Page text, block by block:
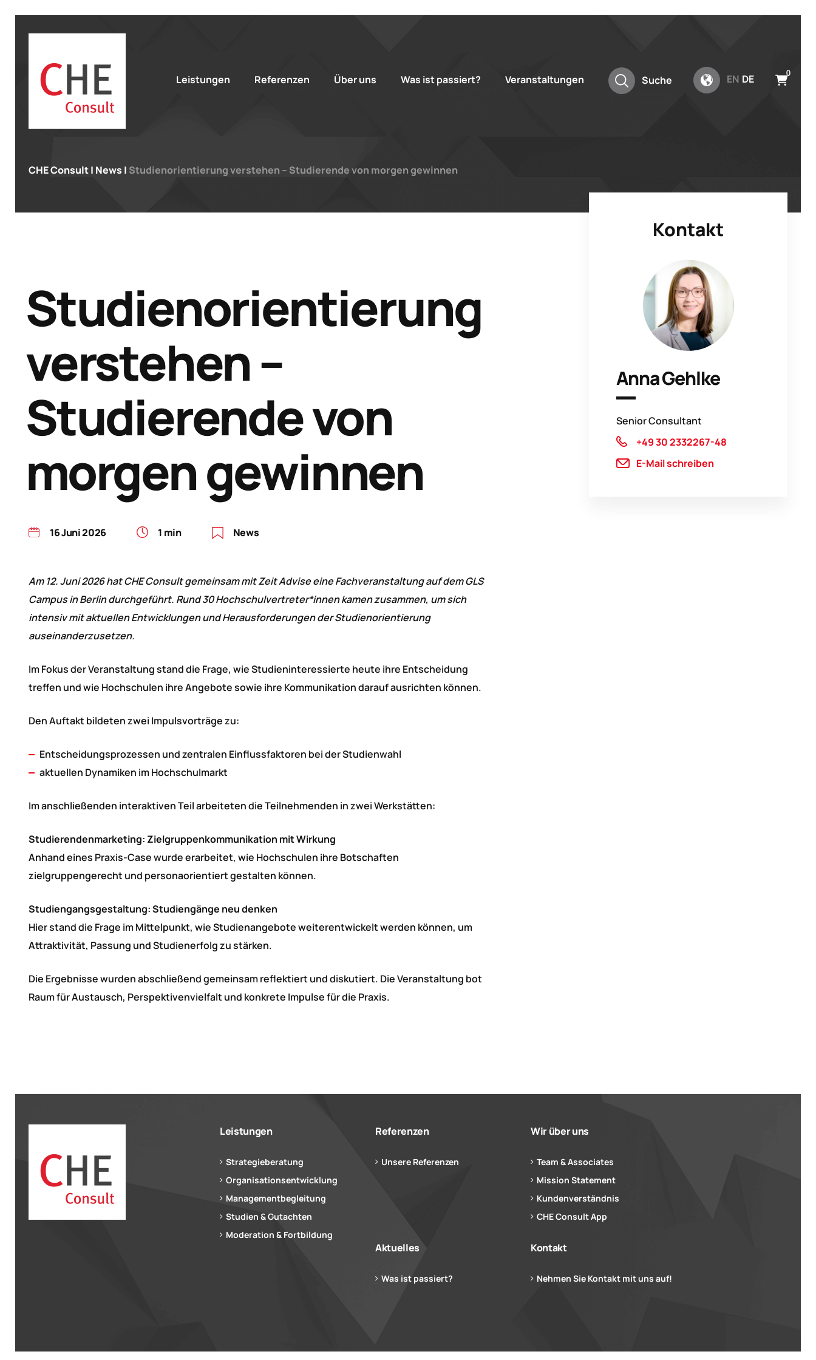
Leistungen Referenzen Über uns Was ist passiert? Veranstaltungen Suche EN DE 0
CHE Consult| News | Studienorientierung verstehen – Studierende von morgen gewinnen
Studienorientierung
verstehen –
Studierende von
morgen gewinnen
16 Juni 2026 1 min News
Am 12. Juni 2026 hat CHE Consult gemeinsam mit Zeit Advise eine Fachveranstaltung auf dem GLS
Campus in Berlin durchgeführt. Rund 30 Hochschulvertreter*innen kamen zusammen, um sich
intensiv mit aktuellen Entwicklungen und Herausforderungen der Studienorientierung
auseinanderzusetzen.
Im Fokus der Veranstaltung stand die Frage, wie Studieninteressierte heute ihre Entscheidung
treffen und wie Hochschulen ihre Angebote sowie ihre Kommunikation darauf ausrichten können.
Den Auftakt bildeten zwei Impulsvorträge zu:
Entscheidungsprozessen und zentralen Einflussfaktoren bei der Studienwahl
aktuellen Dynamiken im Hochschulmarkt
Im anschließenden interaktiven Teil arbeiteten die Teilnehmenden in zwei Werkstätten:
Studierendenmarketing: Zielgruppenkommunikation mit Wirkung
Anhand eines Praxis-Case wurde erarbeitet, wie Hochschulen ihre Botschaften
zielgruppengerecht und personaorientiert gestalten können.
Studiengangsgestaltung: Studiengänge neu denken
Hier stand die Frage im Mittelpunkt, wie Studienangebote weiterentwickelt werden können, um
Attraktivität, Passung und Studienerfolg zu stärken.
Die Ergebnisse wurden abschließend gemeinsam reflektiert und diskutiert. Die Veranstaltung bot
Raum für Austausch, Perspektivenvielfalt und konkrete Impulse für die Praxis.
Kontakt
Anna Gehlke
Senior Consultant
+49 30 2332267-48
E-Mail schreiben
Leistungen
Strategieberatung
Organisationsentwicklung
Managementbegleitung
Studien & Gutachten
Moderation & Fortbildung
Referenzen
Unsere Referenzen
Wir über uns
Team & Associates
Mission Statement
Kundenverständnis
CHE Consult App
Aktuelles
Was ist passiert?
Kontakt
Nehmen Sie Kontakt mit uns auf!